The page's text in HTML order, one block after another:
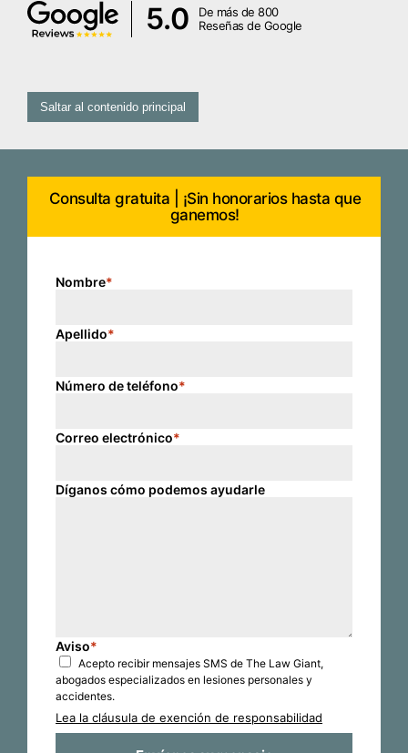
5.0
De más de 800
Reseñas de Google
Saltar al contenido principal
Consulta gratuita | ¡Sin honorarios hasta que
ganemos!
Nombre*
Apellido*
Número de teléfono*
Correo electrónico*
Díganos cómo podemos ayudarle
Aviso*
Acepto recibir mensajes SMS de The Law Giant,
abogados especializados en lesiones personales y
accidentes.
Lea la cláusula de exención de responsabilidad